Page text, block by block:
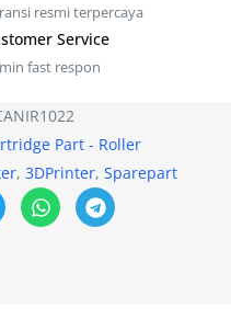
resmi terpercaya
Service
fast respon
Part - Roller
,3DPrinter,Sparepart